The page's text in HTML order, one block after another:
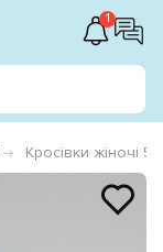
1
Кросівки жіночі